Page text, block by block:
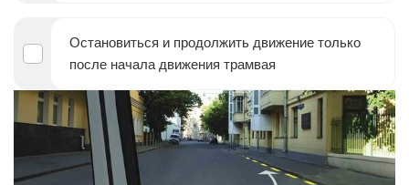
Остановиться и продолжить движение только
после начала движения трамвая